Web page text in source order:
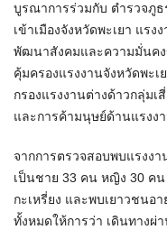
บูรณาการร่วมกับ ตำรวจภูธ
เข้าเมืองจังหวัดพะเยา แรง
พัฒนาสังคมและความมั่นคง
คุ้มครองแรงงานจังหวัดพะ
กรองแรงงานต่างด้าวกลุ่มเ
และการค้ามนุษย์ด้านแรงง
จากการตรวจสอบพบแรงง
เป็นชาย 33 คน หญิง 30 ค
กะเหรี่ยง และพบเยาวชนอ
ทั้งหมดให้การว่า เดินทางผ่